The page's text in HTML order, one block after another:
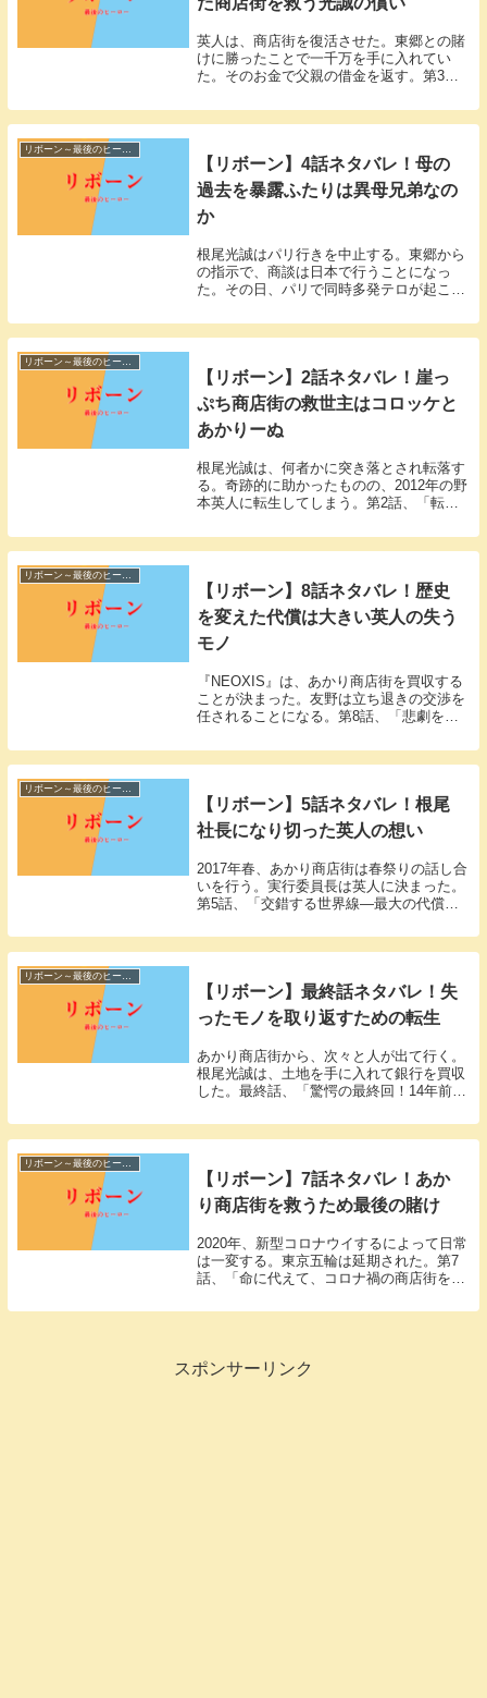
英人は、商店街を復活させた。東郷との賭
けに勝ったことで一千万を手に入れてい
た。そのお金で父親の借金を返す。第3
主」。「リボーン～最後のヒーロー～」3
話視聴率「リボーン～最後のヒーロー～」
リボーン～最後のヒーロー
【リボーン】4話ネタバレ！母の
過去を暴露ふたりは異母兄弟なの
か
根尾光誠はパリ行きを中止する。東郷から
の指示で、商談は日本で行うことになっ
た。その日、パリで同時多発テロが起こっ
謀―」。「リボーン～最後のヒーロー～」
4話視聴率「リボーン～最後のヒーロー
リボーン～最後のヒーロー
【リボーン】2話ネタバレ！崖っ
ぷち商店街の救世主はコロッケと
あかりーぬ
根尾光誠は、何者かに突き落とされ転落す
る。奇跡的に助かったものの、2012年の野
本英人に転生してしまう。第2話、「転生
ー～」2話視聴率「リボーン～最後のヒー
ロー～」の第2話が放送されました。気に
リボーン～最後のヒーロー
【リボーン】8話ネタバレ！歴史
を変えた代償は大きい英人の失う
モノ
『NEOXIS』は、あかり商店街を買収する
ことが決まった。友野は立ち退きの交渉を
任されることになる。第8話、「悲劇を止
ン～最後のヒーロー～」8話視聴率「リボ
ーン～最後のヒーロー～」の第8話が放送
リボーン～最後のヒーロー
【リボーン】5話ネタバレ！根尾
社長になり切った英人の想い
2017年春、あかり商店街は春祭りの話し合
いを行う。実行委員長は英人に決まった。
第5話、「交錯する世界線―最大の代償
話視聴率「リボーン～最後のヒーロー～」
の第5話が放送されました。気になる視聴
リボーン～最後のヒーロー
【リボーン】最終話ネタバレ！失
ったモノを取り返すための転生
あかり商店街から、次々と人が出て行く。
根尾光誠は、土地を手に入れて銀行を買収
した。最終話、「驚愕の最終回！14年前の
ヒーロー～」最終話視聴率「リボーン～最
後のヒーロー～」の最終話が放送されまし
リボーン～最後のヒーロー
【リボーン】7話ネタバレ！あか
り商店街を救うため最後の賭け
2020年、新型コロナウイするによって日常
は一変する。東京五輪は延期された。第7
話、「命に代えて、コロナ禍の商店街を救
7話視聴率「リボーン～最後のヒーロー
スポンサーリンク